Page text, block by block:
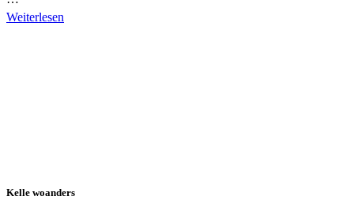
Weiterlesen
Kelle woanders